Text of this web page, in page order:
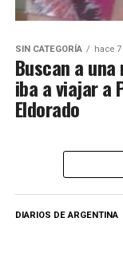
SIN CATEGORÍA hace
Buscan a
iba a viajar a
Eldorado
DIARIOS DE ARGENTINA